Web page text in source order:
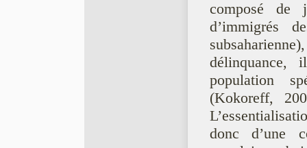
composé de
d’immigrés
délinquance,
population
(Kokoreff,
donc d’une